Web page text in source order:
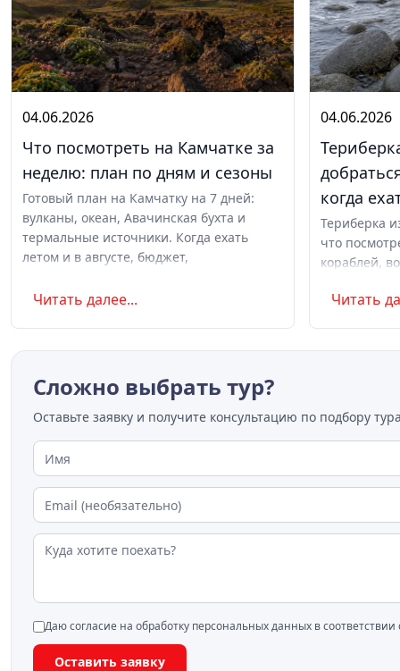
04.06.2026
Что посмотреть на Камчатке за
неделю: план по дням и сезоны
Готовый план на Камчатку на 7 дней:
вулканы, океан, Авачинская бухта и
термальные источники. Когда ехать
летом и в августе, бюджет,
Читать далее...
04.06.2026
когда
Териберка
что
кораблей,
ночёвкой.
Читать
Сложно выбрать тур?
Оставьте заявку и получите консультацию по подбору
Даю согласие на обработку персональных данных в соответствии
Оставить заявку